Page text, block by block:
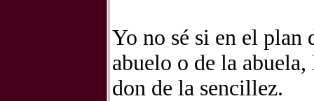
Yo no sé si en el plan
abuelo o de la
don de la sencillez.